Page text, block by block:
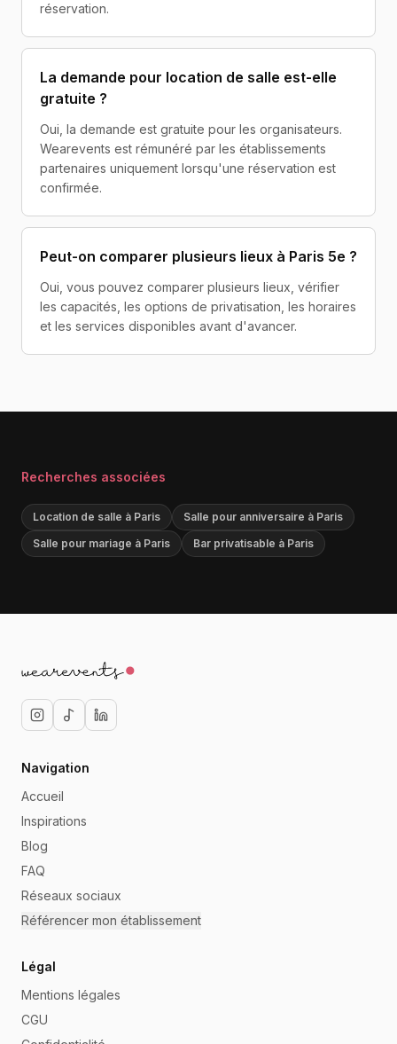
réservation.
La demande pour location de salle est-elle
gratuite ?
Oui, la demande est gratuite pour les organisateurs.
Wearevents est rémunéré par les établissements
partenaires uniquement lorsqu'une réservation est
confirmée.
Peut-on comparer plusieurs lieux à Paris 5e ?
Oui, vous pouvez comparer plusieurs lieux, vérifier
les capacités, les options de privatisation, les horaires
et les services disponibles avant d'avancer.
Recherches associées
Location de salle à Paris
Salle pour anniversaire à Paris
Salle pour mariage à Paris
Bar privatisable à Paris
Navigation
Accueil
Inspirations
Blog
FAQ
Réseaux sociaux
Référencer mon établissement
Légal
Mentions légales
CGU